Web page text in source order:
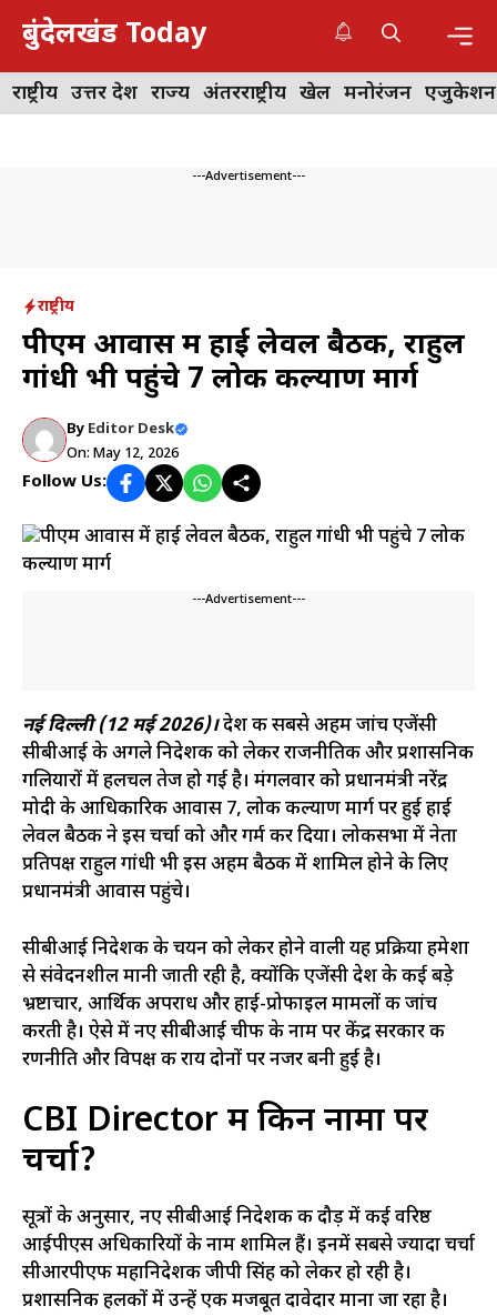
Skip
content
बुंदेलखंड Today
राष्ट्रीय उत्तर प्रदेश राज्य अंतरराष्ट्रीय खेल मनोरंजन एजुकेशन
---Advertisement---
राष्ट्रीय
पीएम आवास में हाई लेवल बैठक, राहुल
गांधी भी पहुंचे 7 लोक कल्याण मार्ग
By Editor Desk
On: May 12, 2026
Follow Us:
---Advertisement---
नई दिल्ली (12 मई 2026)।देश की सबसे अहम जांच एजेंसी
सीबीआई के अगले निदेशक को लेकर राजनीतिक और प्रशासनिक
गलियारों में हलचल तेज हो गई है। मंगलवार को प्रधानमंत्री नरेंद्र
मोदी के आधिकारिक आवास 7, लोक कल्याण मार्ग पर हुई हाई
लेवल बैठक ने इस चर्चा को और गर्म कर दिया। लोकसभा में नेता
प्रतिपक्ष राहुल गांधी भी इस अहम बैठक में शामिल होने के लिए
प्रधानमंत्री आवास पहुंचे।
सीबीआई निदेशक के चयन को लेकर होने वाली यह प्रक्रिया हमेशा
से संवेदनशील मानी जाती रही है, क्योंकि एजेंसी देश के कई बड़े
भ्रष्टाचार, आर्थिक अपराध और हाई-प्रोफाइल मामलों की जांच
करती है। ऐसे में नए सीबीआई चीफ के नाम पर केंद्र सरकार की
रणनीति और विपक्ष की राय दोनों पर नजर बनी हुई है।
CBI Director में किन नामों पर
चर्चा?
सूत्रों के अनुसार, नए सीबीआई निदेशक की दौड़ में कई वरिष्ठ
आईपीएस अधिकारियों के नाम शामिल हैं। इनमें सबसे ज्यादा चर्चा
सीआरपीएफ महानिदेशक जीपी सिंह को लेकर हो रही है।
प्रशासनिक हलकों में उन्हें एक मजबूत दावेदार माना जा रहा है।